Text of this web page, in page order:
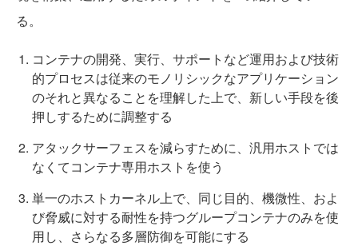
る。
コンテナの開発、実行、サポートなど運用および技術
的プロセスは従来のモノリシックなアプリケーション
のそれと異なることを理解した上で、新しい手段を後
押しするために調整する
アタックサーフェスを減らすために、汎用ホストでは
なくてコンテナ専用ホストを使う
単一のホストカーネル上で、同じ目的、機微性、およ
び脅威に対する耐性を持つグループコンテナのみを使
用し、さらなる多層防御を可能にする